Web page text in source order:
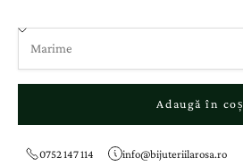
Adaugă în coș
0752 147 114 info@bijuteriilarosa.ro